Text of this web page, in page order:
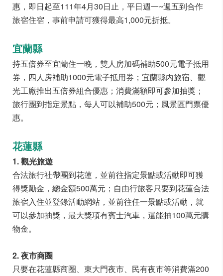
惠，即日起至111年4月30日止，平日週一~週五到合作
旅宿住宿，事前申請可獲得最高1,000元折抵。
宜蘭縣
持五倍券至宜蘭住一晚，雙人房加碼補助500元電子抵用
券，四人房補助1000元電子抵用券；宜蘭縣內旅宿、觀
光工廠推出五倍券組合優惠；消費滿額即可參加抽獎；
旅行團到指定景點，每人可以補助500元；風景區門票優
惠。
花蓮縣
1. 觀光旅遊
合法旅行社帶團到花蓮，並前往指定景點或活動即可獲
得獎勵金，總金額500萬元；自由行旅客只要到花蓮合法
旅宿入住並登錄活動網站，並前往任一景點或活動，就
可以參加抽獎，最大獎項有賓士汽車，還能抽100萬元購
物金。
2. 夜市商圈
只要在花蓮縣商圈、東大門夜市、民有夜市等消費滿200